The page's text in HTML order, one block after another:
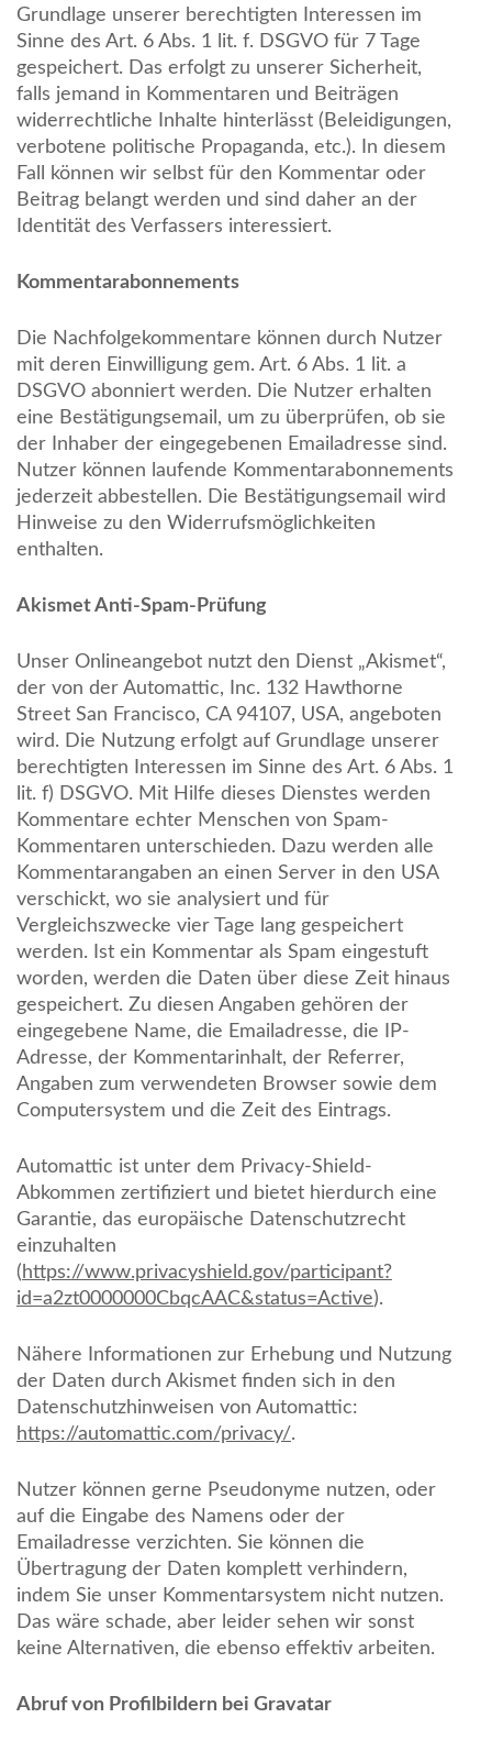
Grundlage unserer berechtigten Interessen im
Sinne des Art. 6 Abs. 1 lit. f. DSGVO für 7 Tage
gespeichert. Das erfolgt zu unserer Sicherheit,
falls jemand in Kommentaren und Beiträgen
widerrechtliche Inhalte hinterlässt (Beleidigungen,
verbotene politische Propaganda, etc.). In diesem
Fall können wir selbst für den Kommentar oder
Beitrag belangt werden und sind daher an der
Identität des Verfassers interessiert.
Kommentarabonnements
Die Nachfolgekommentare können durch Nutzer
mit deren Einwilligung gem. Art. 6 Abs. 1 lit. a
DSGVO abonniert werden. Die Nutzer erhalten
eine Bestätigungsemail, um zu überprüfen, ob sie
der Inhaber der eingegebenen Emailadresse sind.
Nutzer können laufende Kommentarabonnements
jederzeit abbestellen. Die Bestätigungsemail wird
Hinweise zu den Widerrufsmöglichkeiten
enthalten.
Akismet Anti-Spam-Prüfung
Unser Onlineangebot nutzt den Dienst „Akismet“,
der von der Automattic, Inc. 132 Hawthorne
Street San Francisco, CA 94107, USA, angeboten
wird. Die Nutzung erfolgt auf Grundlage unserer
berechtigten Interessen im Sinne des Art. 6 Abs. 1
lit. f) DSGVO. Mit Hilfe dieses Dienstes werden
Kommentare echter Menschen von Spam-
Kommentaren unterschieden. Dazu werden alle
Kommentarangaben an einen Server in den USA
verschickt, wo sie analysiert und für
Vergleichszwecke vier Tage lang gespeichert
werden. Ist ein Kommentar als Spam eingestuft
worden, werden die Daten über diese Zeit hinaus
gespeichert. Zu diesen Angaben gehören der
eingegebene Name, die Emailadresse, die IP-
Adresse, der Kommentarinhalt, der Referrer,
Angaben zum verwendeten Browser sowie dem
Computersystem und die Zeit des Eintrags.
Automattic ist unter dem Privacy-Shield-
Abkommen zertifiziert und bietet hierdurch eine
Garantie, das europäische Datenschutzrecht
einzuhalten
( https://www.privacyshield.gov/participant?
id=a2zt0000000CbqcAAC&status=Active).
Nähere Informationen zur Erhebung und Nutzung
der Daten durch Akismet finden sich in den
Datenschutzhinweisen von Automattic:
https://automattic.com/privacy/.
Nutzer können gerne Pseudonyme nutzen, oder
auf die Eingabe des Namens oder der
Emailadresse verzichten. Sie können die
Übertragung der Daten komplett verhindern,
indem Sie unser Kommentarsystem nicht nutzen.
Das wäre schade, aber leider sehen wir sonst
keine Alternativen, die ebenso effektiv arbeiten.
Abruf von Profilbildern bei Gravatar